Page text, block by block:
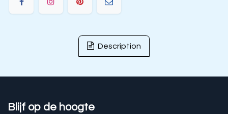
Description
Blijf op de hoogte